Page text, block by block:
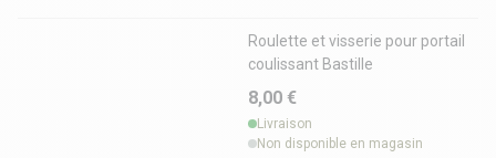
Roulette et visserie pour portail
coulissant Bastille
8,00 €
Livraison
Non disponible en magasin